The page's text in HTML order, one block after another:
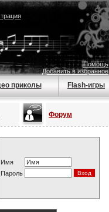
Помощь
Добавить в избранное
приколы Flash-игры
Форум
Имя
Пароль